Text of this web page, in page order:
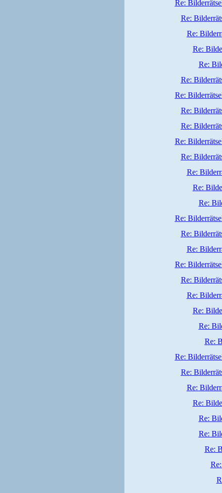
Re:
Re:
Re:
Re:
Re:
Re:
Re:
Re:
Re:
Re:
Re:
Re:
Re:
Re:
Re:
Re:
Re:
Re:
Re:
Re:
Re:
Re:
Re:
Re:
Re:
Re:
Re:
Re:
Re:
Re: